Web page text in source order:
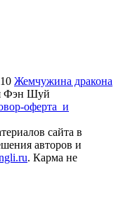
Жемчужина дракона
Фэн Шуй
оферта и
сайта в
авторов и
. Карма не